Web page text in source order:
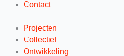
Contact
Projecten
Collectief
Ontwikkeling